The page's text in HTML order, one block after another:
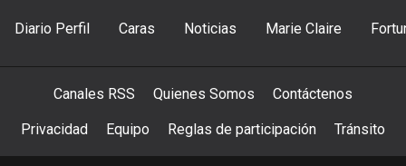
Diario Perfil Caras Noticias Marie Claire
Canales RSS Quienes Somos Contáctenos
Privacidad Equipo Reglas de participación Tránsito